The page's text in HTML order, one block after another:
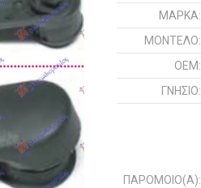
ΜΑΡΚΑ:
ΜΟΝΤΕΛΟ:
OEM:
ΓΝΉΣΙΟ:
ΠΑΡΌΜΟΙΟ(Α):